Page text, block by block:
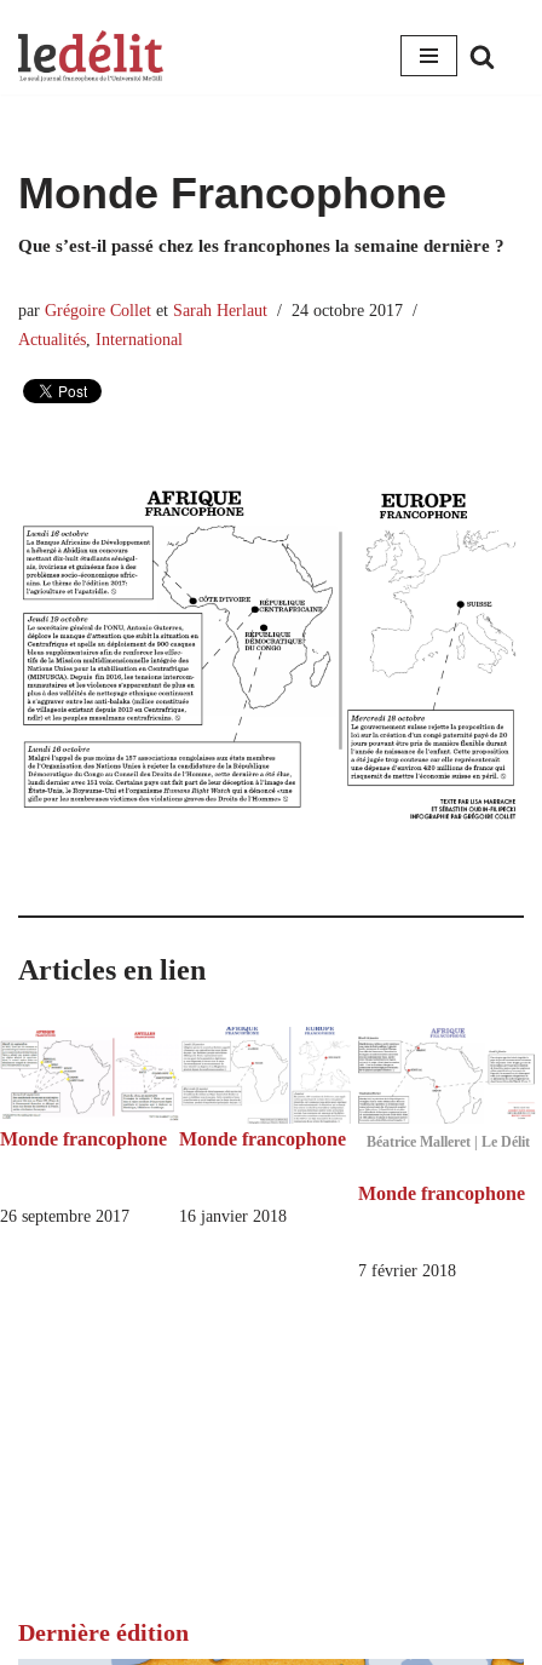
Aller
Monde Francophone
Que s’est-il passé chez les francophones la semaine dernière ?
par Grégoire Collet et Sarah Herlaut
24 octobre 2017
Actualités International
Articles en lien
Monde francophone
26 septembre 2017
Monde francophone
16 janvier 2018
Béatrice Malleret | Le Délit
Monde francophone
7 février 2018
Dernière édition